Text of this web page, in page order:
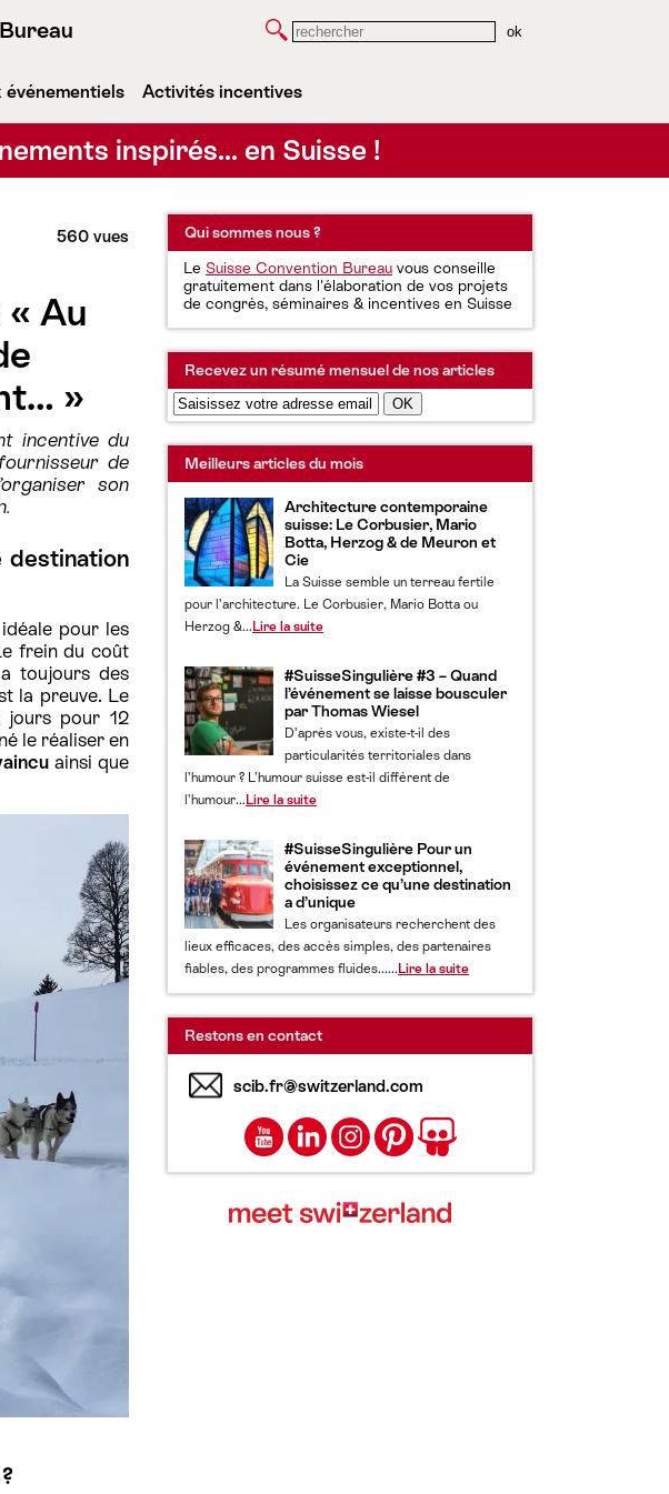
Rechercher
événementiels Activités incentives
inspirés… en Suisse !
560 vues
Au
»
incentive du
de
son
destination
pour les
frein du coût
toujours des
la preuve. Le
jours pour 12
le réaliser en
ainsi que
Qui sommes nous ?
Le Suisse Convention Bureau vous conseille
gratuitement dans l'élaboration de vos projets
de congrès, séminaires & incentives en Suisse
Recevez un résumé mensuel de nos articles
Meilleurs articles du mois
Architecture contemporaine
suisse: Le Corbusier, Mario
Botta, Herzog & de Meuron et
Cie
La Suisse semble un terreau fertile
pour l’architecture. Le Corbusier, Mario Botta ou
Herzog &... Lire la suite
#SuisseSingulière #3 – Quand
l’événement se laisse bousculer
par Thomas Wiesel
D’après vous, existe-t-il des
particularités territoriales dans
l’humour ? L’humour suisse est-il différent de
l’humour... Lire la suite
#SuisseSingulière Pour un
événement exceptionnel,
choisissez ce qu’une destination
a d’unique
Les organisateurs recherchent des
lieux efficaces, des accès simples, des partenaires
fiables, des programmes fluides...... Lire la suite
Restons en contact
scib.fr@switzerland.com